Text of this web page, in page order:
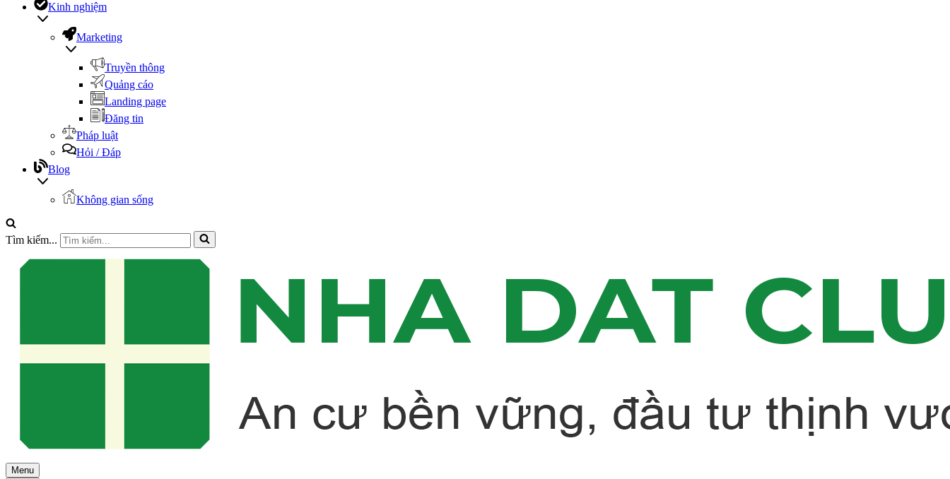
Kinh nghiệm
Marketing
Truyền thông
Quảng cáo
Landing page
Đăng tin
Pháp luật
Hỏi / Đáp
Blog
Không gian sống
Tìm kiếm...
Menu